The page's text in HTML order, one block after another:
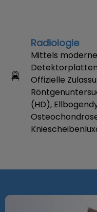
Radiologie
Mittels
Offizielle
(HD),